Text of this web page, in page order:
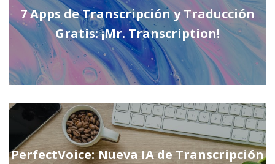
7 Apps de Transcripción y Traducción
Gratis: ¡Mr. Transcription!
PerfectVoice: Nueva IA de Transcripción